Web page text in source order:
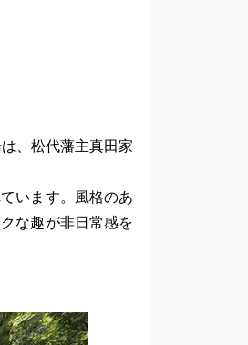
、松代藩主真田家
います。風格のあ
な趣が非日常感を